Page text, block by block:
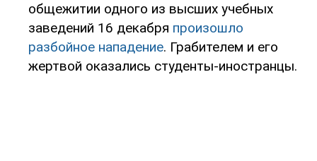
общежитии одного из высших учебных
заведений 16 декабря произошло
разбойное нападение. Грабителем и его
жертвой оказались студенты-иностранцы.